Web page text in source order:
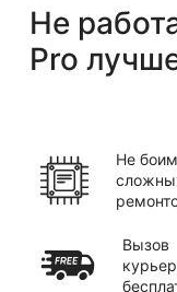
Не
Pro
Не
Вызов